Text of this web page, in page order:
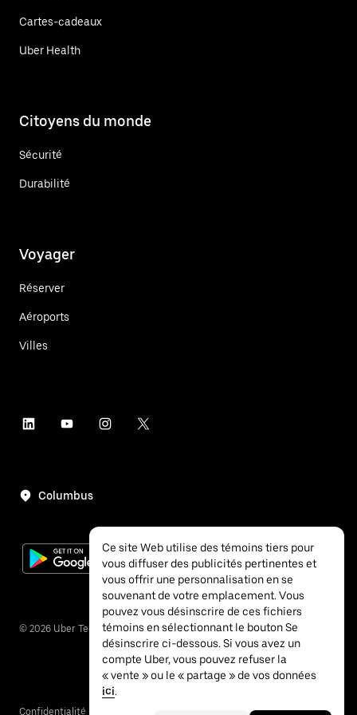
Cartes-cadeaux
Uber Health
Citoyens du monde
Sécurité
Durabilité
Voyager
Réserver
Aéroports
Villes
Columbus
© 2026 Uber Technologies inc.
Confidentialité
Ce site Web utilise des témoins tiers pour
vous diffuser des publicités pertinentes et
vous offrir une personnalisation en se
souvenant de votre emplacement. Vous
pouvez vous désinscrire de ces fichiers
témoins en sélectionnant le bouton Se
désinscrire ci-dessous. Si vous avez un
compte Uber, vous pouvez refuser la
« vente » ou le « partage » de vos données
ici.